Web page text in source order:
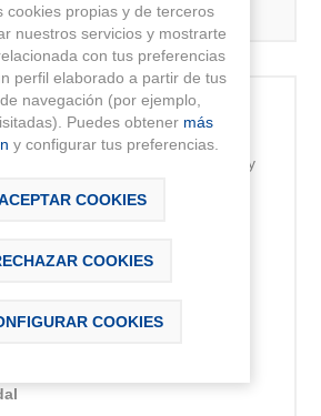
CONTÁCTANOS
TÉCNICAS
3 funciones (Rain, Tonic y Pulse) y
Pulse se incorpora efecto
a 3 bares):8
cookies propias y de terceros
nuestros servicios y mostrarte
con tus preferencias
perfil elaborado a partir de tus
navegación (por ejemplo,
Puedes obtener más
y configurar tus preferencias.
COOKIES
COOKIES
COOKIES